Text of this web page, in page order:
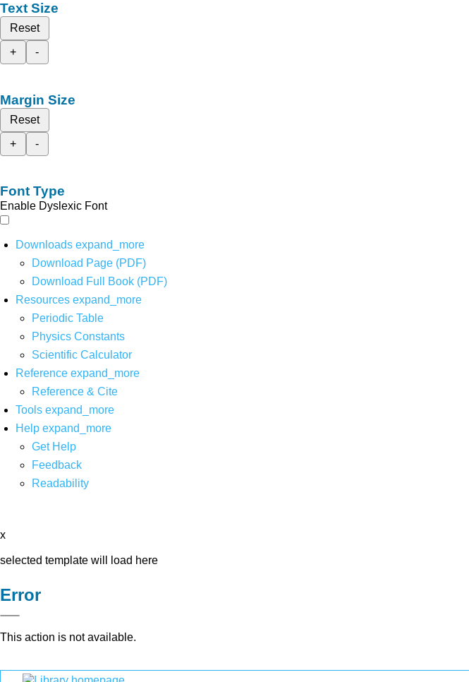
Text Size
Reset
+
-
Margin Size
Reset
+
-
Font Type
Enable Dyslexic Font
Downloads expand_more
Download Page (PDF)
Download Full Book (PDF)
Resources expand_more
Periodic Table
Physics Constants
Scientific Calculator
Reference expand_more
Reference & Cite
Tools expand_more
Help expand_more
Get Help
Feedback
Readability
x
selected template will load here
Error
This action is not available.